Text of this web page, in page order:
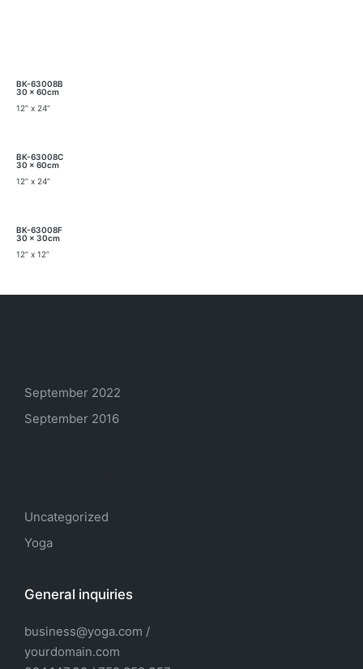
BK-63008B
30 x 60cm
12” x 24”
BK-63008C
30 x 60cm
12” x 24”
BK-63008F
30 x 30cm
12” x 12”
September 2022
September 2016
Uncategorized
Yoga
General inquiries
business@yoga.com /
yourdomain.com